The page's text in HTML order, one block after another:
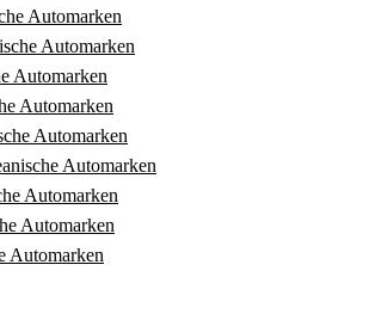
Automarken
Automarken
Automarken
Automarken
Automarken
Automarken
Automarken
Automarken
Automarken